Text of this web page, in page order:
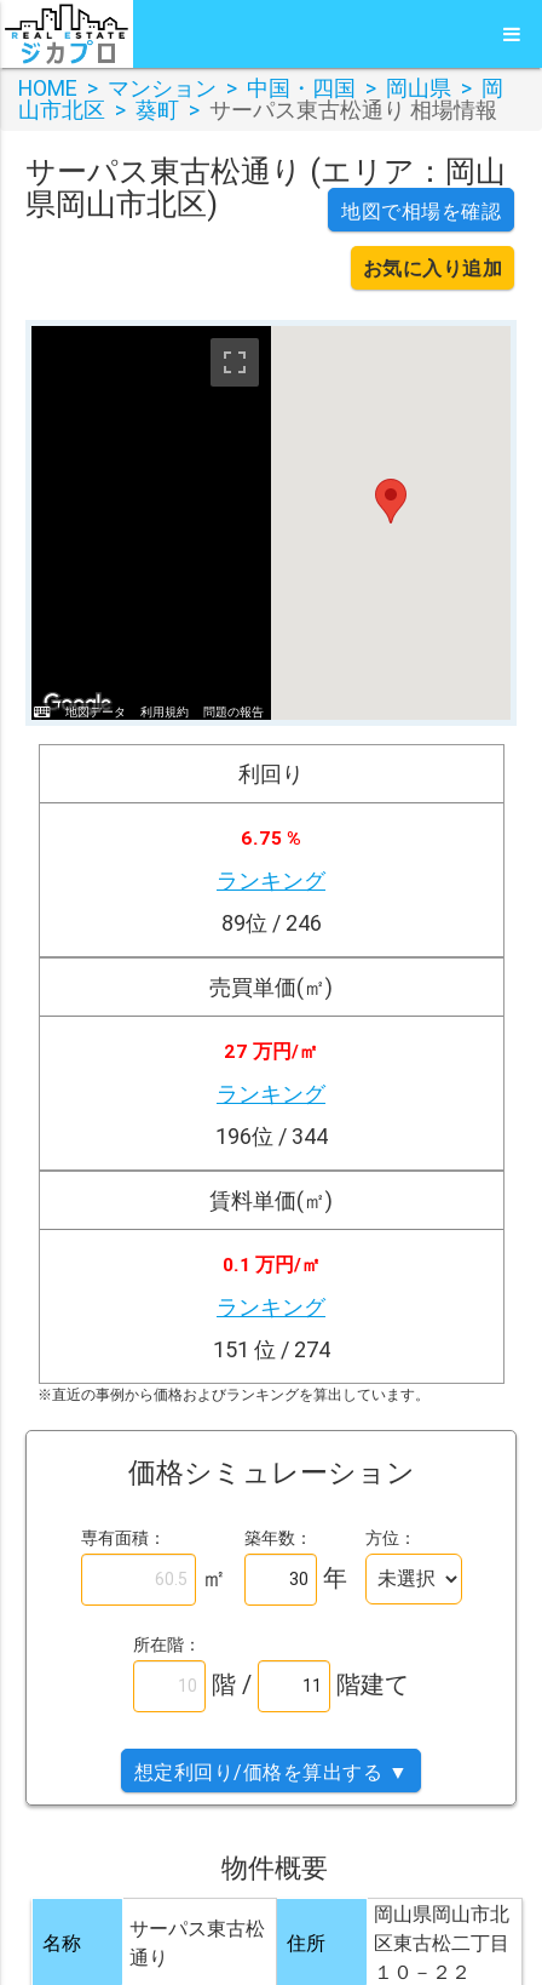
HOME > マンション > 中国・四国 > 岡山県 > 岡
山市北区 > 葵町 > サーパス東古松通り 相場情報
サーパス東古松通り (エリア：岡山
県岡山市北区)
地図で相場を確認
お気に入り追加
地図データ 利用規約 問題の報告
利回り
6.75 %
ランキング
89位 / 246
売買単価(㎡)
27 万円/㎡
ランキング
196位 / 344
賃料単価(㎡)
0.1 万円/㎡
ランキング
151 位 / 274
※直近の事例から価格およびランキングを算出しています。
価格シミュレーション
専有面積：
㎡
築年数：
年
方位：
所在階：
階 / 階建て
想定利回り/価格を算出する ▼
物件概要
名称
サーパス東古松
通り
住所
岡山県岡山市北
区東古松二丁目
１０－２２